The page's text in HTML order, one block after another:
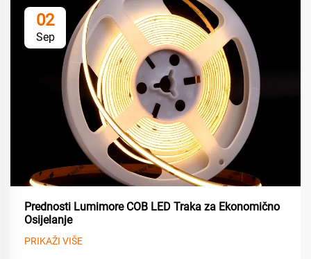
02
Sep
Prednosti Lumimore COB LED Traka za Ekonomično
Osijelanje
PRIKAŽI VIŠE